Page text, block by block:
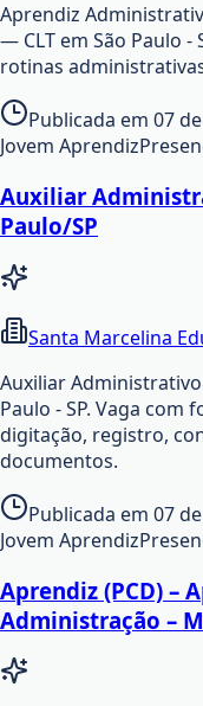
Aprendiz
— CLT em São Paulo -
rotinas
Publicada em 07
Jovem Aprendiz
Auxiliar
Paulo/SP
Santa Marcelina
Auxiliar Administrativo
Paulo - SP. Vaga com
digitação, registro,
documentos.
Publicada em 07
Jovem Aprendiz
Aprendiz (PCD) –
Administração –